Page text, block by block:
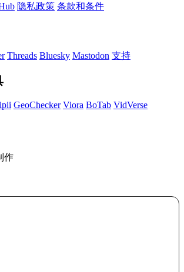
隐私政策 条款和条件
Threads Bluesky Mastodon 支持
GeoChecker Viora BoTab VidVerse
作